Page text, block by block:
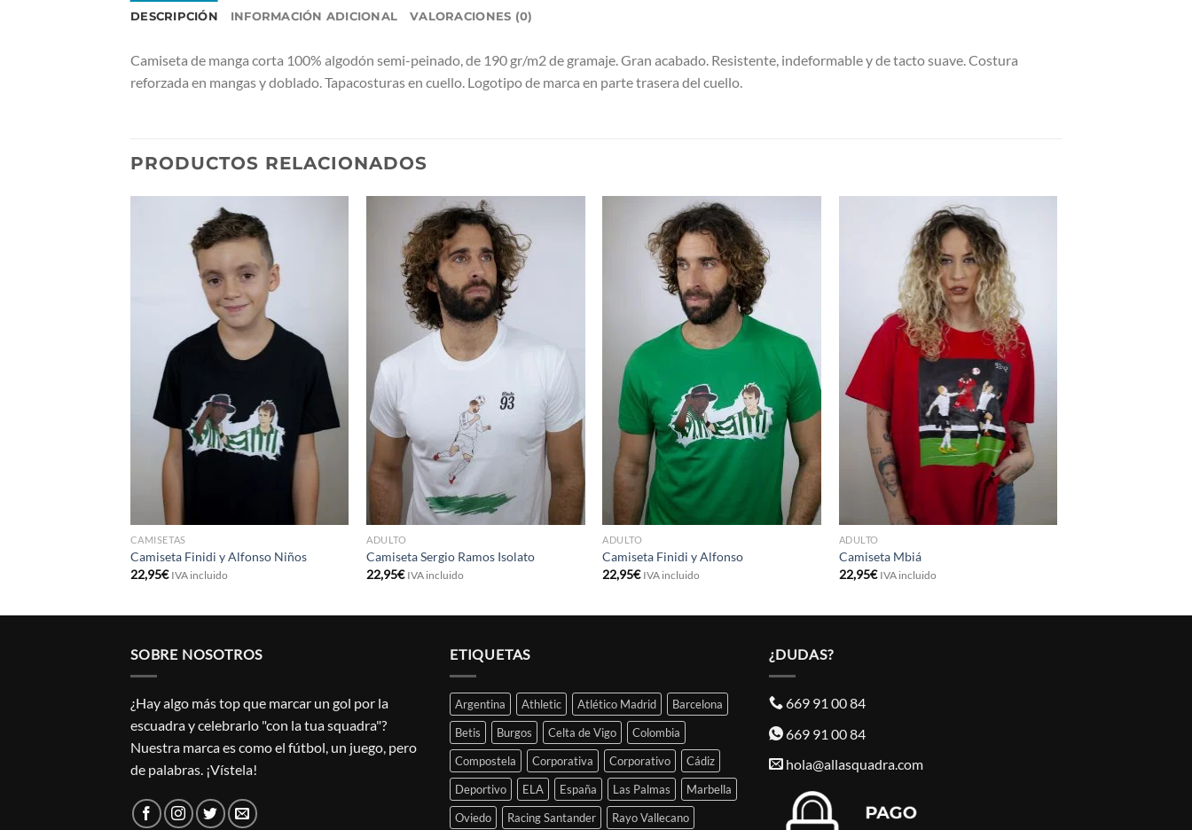
DESCRIPCIÓN INFORMACIÓN ADICIONAL VALORACIONES (0)
Camiseta de manga corta 100% algodón semi-peinado, de 190 gr/m2 de gramaje. Gran acabado. Resistente, indeformable y de tacto suave. Costura
reforzada en mangas y doblado. Tapacosturas en cuello. Logotipo de marca en parte trasera del cuello.
PRODUCTOS RELACIONADOS
CAMISETAS
Camiseta Finidi y Alfonso Niños
22,95€ IVA incluido
ADULTO
Camiseta Sergio Ramos Isolato
22,95€ IVA incluido
ADULTO
Camiseta Finidi y Alfonso
22,95€ IVA incluido
ADULTO
Camiseta Mbiá
22,95€ IVA incluido
SOBRE NOSOTROS
¿Hay algo más top que marcar un gol por la
escuadra y celebrarlo "con la tua squadra"?
Nuestra marca es como el fútbol, un juego, pero
de palabras. ¡Vístela!
ETIQUETAS
Argentina Athletic Atlético Madrid
Barcelona
Betis
Burgos Celta de Vigo
Colombia
Compostela
Corporativa Corporativo
Cádiz
Deportivo
ELA España Las Palmas
Marbella
Oviedo
Racing Santander Rayo Vallecano
¿DUDAS?
669 91 00 84
669 91 00 84
hola@allasquadra.com